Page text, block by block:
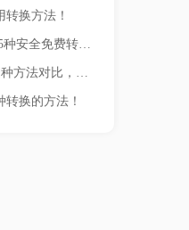
换方法！
png是什么格式 怎么转jpg格式？5种安全免费转换方法全解析！
怎么把pdf文件大小变小一点？四种方法对比，一看就懂！
换的方法！